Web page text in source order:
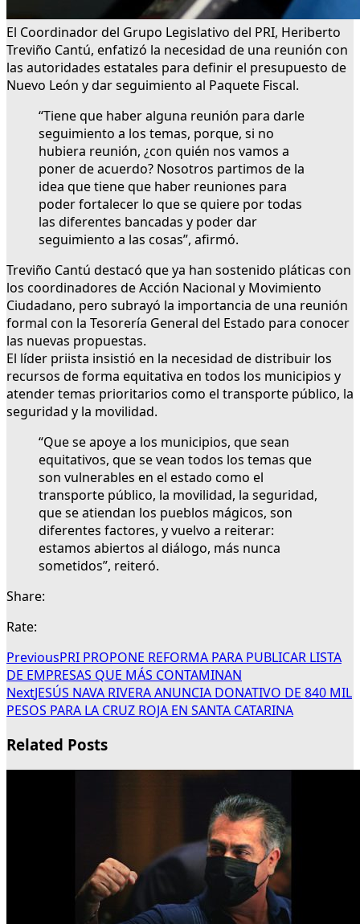
El Coordinador del Grupo Legislativo del PRI, Heriberto
Treviño Cantú, enfatizó la necesidad de una reunión con
las autoridades estatales para definir el presupuesto de
Nuevo León y dar seguimiento al Paquete Fiscal.
“Tiene que haber alguna reunión para darle
seguimiento a los temas, porque, si no
hubiera reunión, ¿con quién nos vamos a
poner de acuerdo? Nosotros partimos de la
idea que tiene que haber reuniones para
poder fortalecer lo que se quiere por todas
las diferentes bancadas y poder dar
seguimiento a las cosas”, afirmó.
Treviño Cantú destacó que ya han sostenido pláticas con
los coordinadores de Acción Nacional y Movimiento
Ciudadano, pero subrayó la importancia de una reunión
formal con la Tesorería General del Estado para conocer
las nuevas propuestas.
El líder priista insistió en la necesidad de distribuir los
recursos de forma equitativa en todos los municipios y
atender temas prioritarios como el transporte público, la
seguridad y la movilidad.
“Que se apoye a los municipios, que sean
equitativos, que se vean todos los temas que
son vulnerables en el estado como el
transporte público, la movilidad, la seguridad,
que se atiendan los pueblos mágicos, son
diferentes factores, y vuelvo a reiterar:
estamos abiertos al diálogo, más nunca
sometidos”, reiteró.
Share:
Rate:
PreviousPRI PROPONE REFORMA PARA PUBLICAR LISTA
DE EMPRESAS QUE MÁS CONTAMINAN
NextJESÚS NAVA RIVERA ANUNCIA DONATIVO DE 840 MIL
PESOS PARA LA CRUZ ROJA EN SANTA CATARINA
Related Posts